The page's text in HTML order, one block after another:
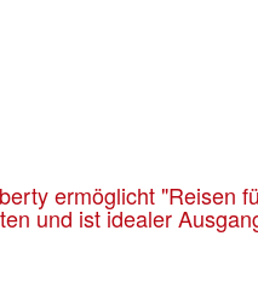
ermöglicht "Reisen
und ist idealer